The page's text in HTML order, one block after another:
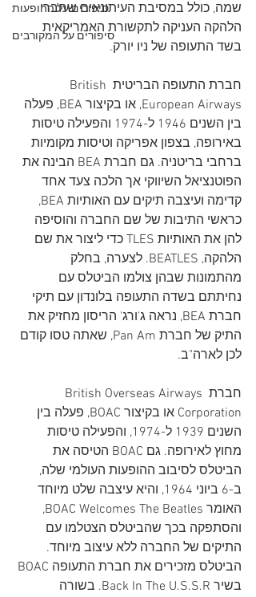
סיפורים על ההופעות
סיפורים על המקורבים
שמה, כולל במסיבת העיתונאים שחברי
הלהקה העניקה לתקשורת האמריקאית
בשד התעופה של ניו יורק.
חברת התעופה הבריטית British
European Airways, או בקיצור BEA, פעלה
בין השנים 1946 ל-1974 והפעילה טיסות
באירופה, בצפון אפריקה וטיסות מקומיות
ברחבי בריטניה. גם חברת BEA הבינה את
הפוטנציאל השיווקי אך הלכה צעד אחד
קדימה ועיצבה תיקים עם האותיות BEA,
כראשי התיבות של שם החברה והוסיפה
להן את האותיות TLES כדי ליצור את שם
הלהקה, BEATLES. לצערה, בחלק
מהתמונות שבהן צולמו הביטלס עם
נחיתתם בשדה התעופה בלונדון עם תיקי
חברת BEA, נראה ג'ורג' הריסון מחזיק את
התיק של חברת Pan Am, שאתה טסו קודם
לכן לארה"ב.
חברת British Overseas Airways
Corporation או בקיצור BOAC, פעלה בין
השנים 1939 ל-1974, והפעילה טיסות
מחוץ לאירופה. גם BOAC הטיסה את
הביטלס לסיבוב ההופעות העולמי שלה,
ב-6 ביוני 1964, והיא עיצבה שלט מיוחד
האומר BOAC Welcomes The Beatles,
והסתפקה בכך שהביטלס הצטלמו עם
התיקים של החברה ללא עיצוב מיוחד.
בשיר Back In The U.S.S.R. בשורה